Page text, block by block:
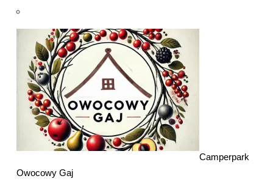
Camperpark
Owocowy Gaj